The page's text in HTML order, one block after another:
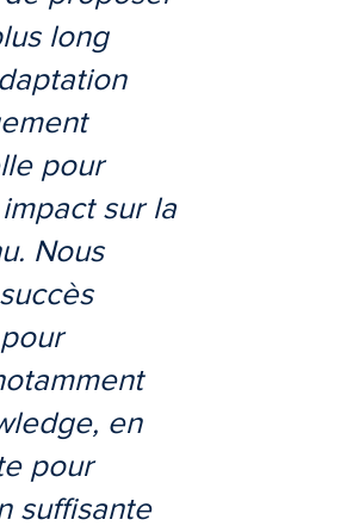
long
pour
sur la
Nous
en
pour
suffisante